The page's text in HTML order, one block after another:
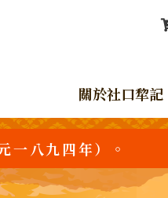
關於社口犂記
一八九四年）。